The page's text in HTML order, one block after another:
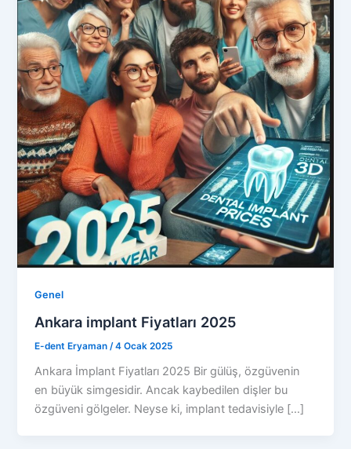
Genel
Ankara implant Fiyatları 2025
E-dent Eryaman /4 Ocak 2025
Ankara İmplant Fiyatları 2025 Bir gülüş, özgüvenin
en büyük simgesidir. Ancak kaybedilen dişler bu
özgüveni gölgeler. Neyse ki, implant tedavisiyle […]